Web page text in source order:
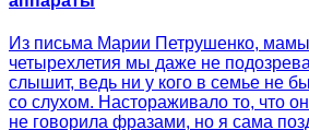
Из письма Марии Петрушенко,
четырехлетия мы даже не
слышит, ведь ни у кого в семье не
со слухом. Настораживало то, что
не говорила фразами, но я сама